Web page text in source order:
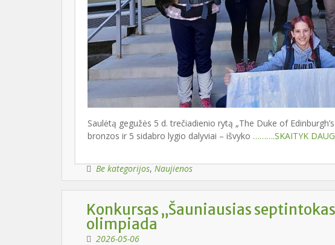
Saulėtą gegužės 5 d. trečiadienio rytą „The Duke of
bronzos ir 5 sidabro lygio dalyviai – išvyko ……….SKAITYK
Be kategorijos, Naujienos
Konkursas „Šauniausias
olimpiada
2026-05-06
Mokinių priėmimo į
priešmokyklinio ir
Ką tai reiškia tėvams?
Prašymai bus
Nebereikės pateikti
Sistemoje galėsite
Apie priėmimo
Mokymo sutartis
Kaip prisijungti?
per banką arba su
Prašome prieš pildant